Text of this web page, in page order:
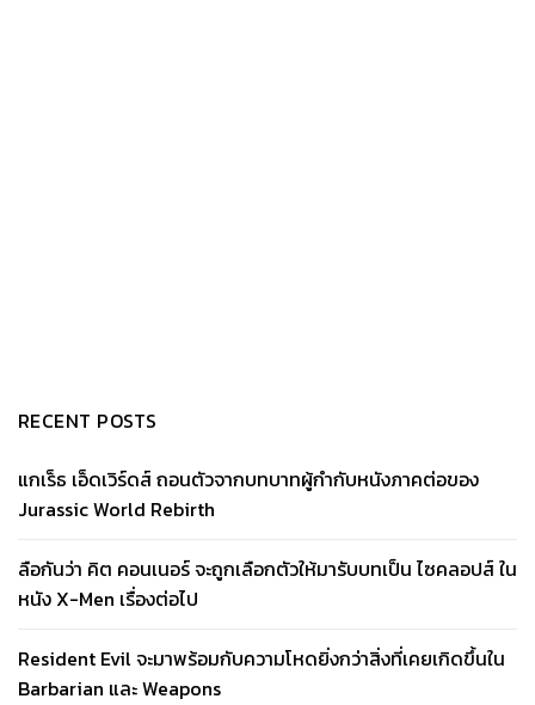
RECENT POSTS
แกเร็ธ เอ็ดเวิร์ดส์ ถอนตัวจากบทบาทผู้กำกับหนังภาคต่อของ
Jurassic World Rebirth
ลือกันว่า คิต คอนเนอร์ จะถูกเลือกตัวให้มารับบทเป็น ไซคลอปส์ ใน
หนัง X-Men เรื่องต่อไป
Resident Evil จะมาพร้อมกับความโหดยิ่งกว่าสิ่งที่เคยเกิดขึ้นใน
Barbarian และ Weapons